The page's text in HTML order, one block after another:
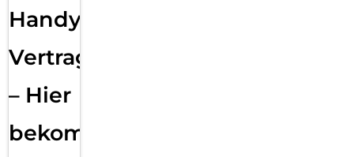
Handy
Vertragsabwicklung
– Hier
bekommst